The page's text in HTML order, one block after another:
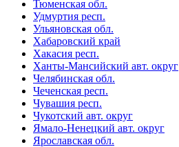
Тюменская обл.
Удмуртия респ.
Ульяновская обл.
Хабаровский край
Хакасия респ.
Ханты-Мансийский авт. округ
Челябинская обл.
Чеченская респ.
Чувашия респ.
Чукотский авт. округ
Ямало-Ненецкий авт. округ
Ярославская обл.